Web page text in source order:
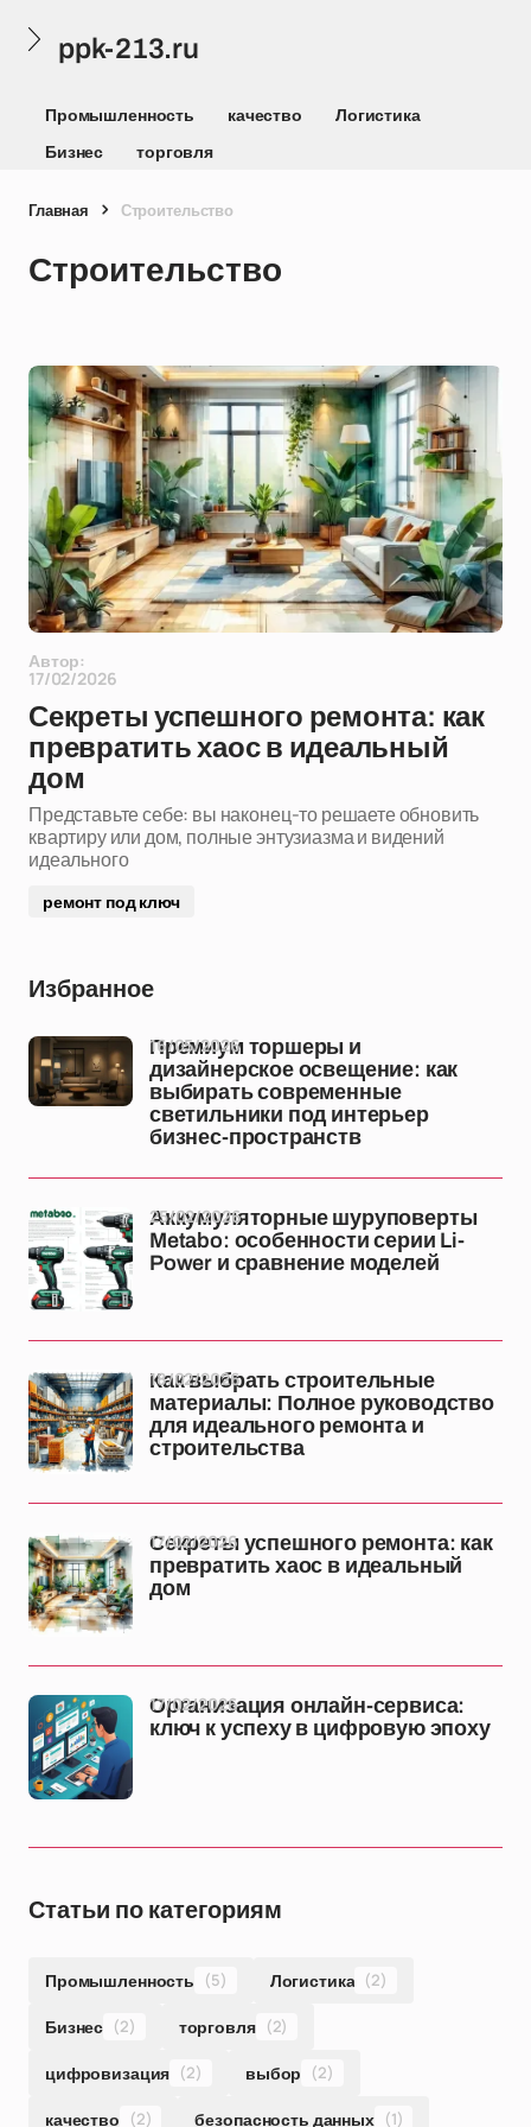
ppk-213.ru
Промышленность качество
Логистика
Бизнес
торговля
Главная Строительство
Строительство
Автор:
17/02/2026
Секреты успешного ремонта: как
превратить хаос в идеальный
дом
Представьте себе: вы наконец-то решаете обновить
квартиру или дом, полные энтузиазма и видений
идеального
ремонт под ключ
Избранное
Премиум торшеры и
дизайнерское освещение: как
выбирать современные
светильники под интерьер
бизнес-пространств
16/05/2026
Аккумуляторные шуруповерты
Metabo: особенности серии Li-
Power и сравнение моделей
25/02/2026
Как выбрать строительные
материалы: Полное руководство
для идеального ремонта и
строительства
18/02/2026
Секреты успешного ремонта: как
превратить хаос в идеальный
дом
17/02/2026
Организация онлайн-сервиса:
ключ к успеху в цифровую эпоху
17/02/2026
Статьи по категориям
Промышленность (5) Логистика (2)
Бизнес (2) торговля (2)
цифровизация (2) выбор (2)
качество (2) безопасность данных (1)